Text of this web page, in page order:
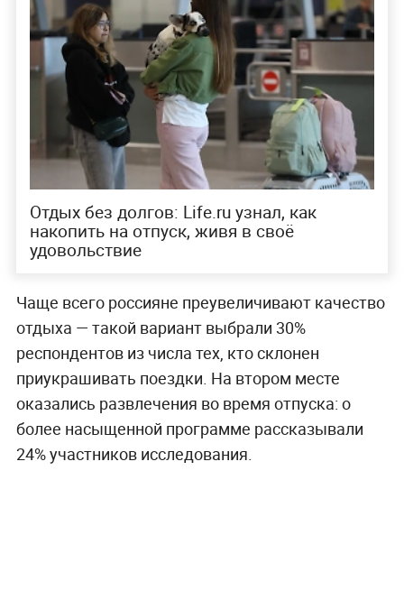
Отдых без долгов: Life.ru узнал, как
накопить на отпуск, живя в своё
удовольствие
Чаще всего россияне преувеличивают качество
отдыха — такой вариант выбрали 30%
респондентов из числа тех, кто склонен
приукрашивать поездки. На втором месте
оказались развлечения во время отпуска: о
более насыщенной программе рассказывали
24% участников исследования.